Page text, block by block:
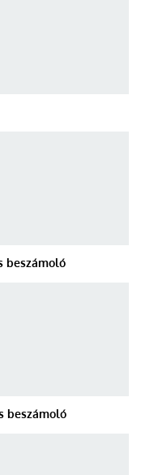
beszámoló
beszámoló